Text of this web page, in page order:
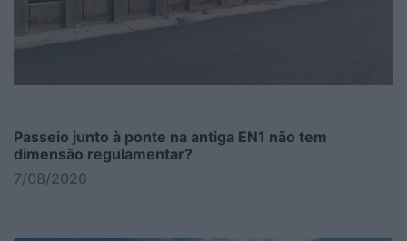
Passeio junto à ponte na antiga EN1 não tem
dimensão regulamentar?
7/08/2026